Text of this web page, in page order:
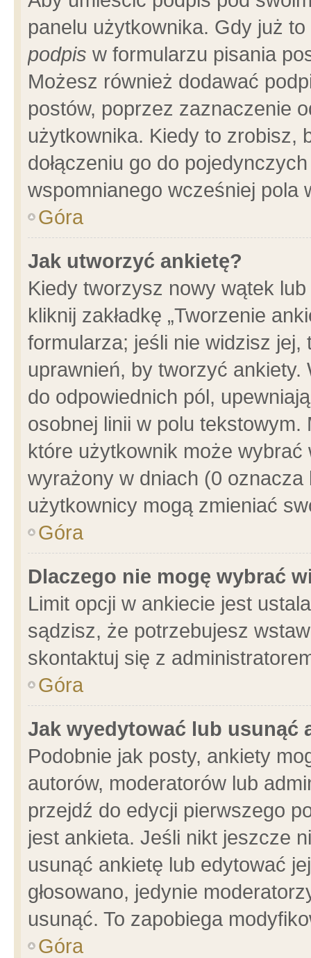
panelu użytkownika. Gdy już
podpis w formularzu pisania
Możesz również dodawać
postów, poprzez zaznaczenie
użytkownika. Kiedy to zrobisz,
dołączeniu go do
wspomnianego wcześniej pola
Góra
Jak utworzyć ankietę?
Kiedy tworzysz nowy wątek
kliknij zakładkę „Tworzenie
formularza; jeśli nie widzisz
uprawnień, by tworzyć ankiety.
do odpowiednich pól,
osobnej linii w polu
które użytkownik może
wyrażony w dniach (0
użytkownicy mogą zmieniać
Góra
Dlaczego nie mogę wybrać
Limit opcji w ankiecie jest
sądzisz, że potrzebujesz
skontaktuj się z
Góra
Jak wyedytować lub usunąć
Podobnie jak posty, ankiety
autorów, moderatorów lub
przejdź do edycji pierwszego
jest ankieta. Jeśli nikt jeszcze
usunąć ankietę lub edytować
głosowano, jedynie
usunąć. To zapobiega
Góra